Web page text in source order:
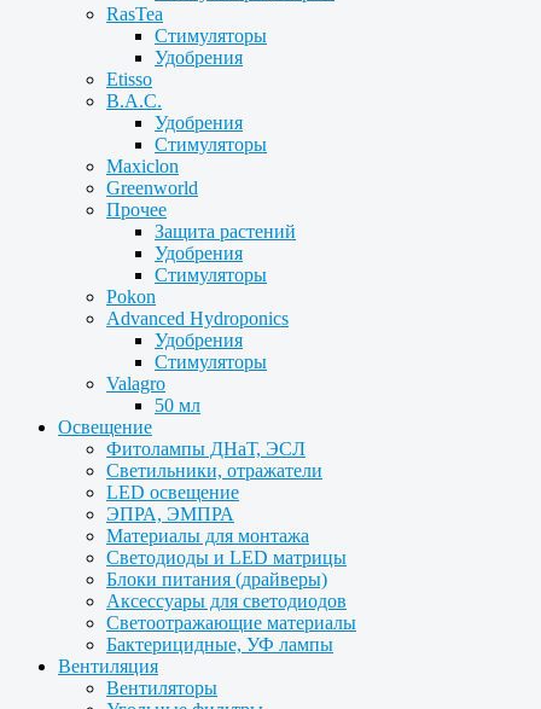
RasTea
Стимуляторы
Удобрения
Etisso
B.A.C.
Удобрения
Стимуляторы
Maxiclon
Greenworld
Прочее
Защита растений
Удобрения
Стимуляторы
Pokon
Advanced Hydroponics
Удобрения
Стимуляторы
Valagro
50 мл
Освещение
Фитолампы ДНаТ, ЭСЛ
Светильники, отражатели
LED освещение
ЭПРА, ЭМПРА
Материалы для монтажа
Светодиоды и LED матрицы
Блоки питания (драйверы)
Аксессуары для светодиодов
Светоотражающие материалы
Бактерицидные, УФ лампы
Вентиляция
Вентиляторы